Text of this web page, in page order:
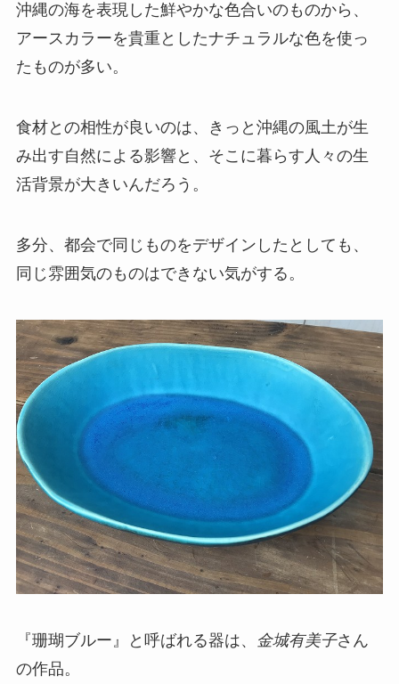
沖縄の海を表現した鮮やかな色合いのものから、
アースカラーを貴重としたナチュラルな色を使っ
たものが多い。
食材との相性が良いのは、きっと沖縄の風土が生
み出す自然による影響と、そこに暮らす人々の生
活背景が大きいんだろう。
多分、都会で同じものをデザインしたとしても、
同じ雰囲気のものはできない気がする。
『珊瑚ブルー』と呼ばれる器は、 金城有美子さん
の作品。